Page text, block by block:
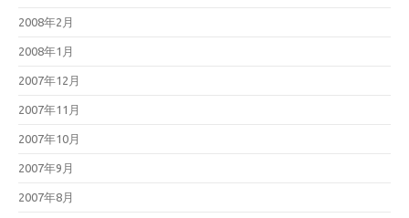
2008年2月
2008年1月
2007年12月
2007年11月
2007年10月
2007年9月
2007年8月